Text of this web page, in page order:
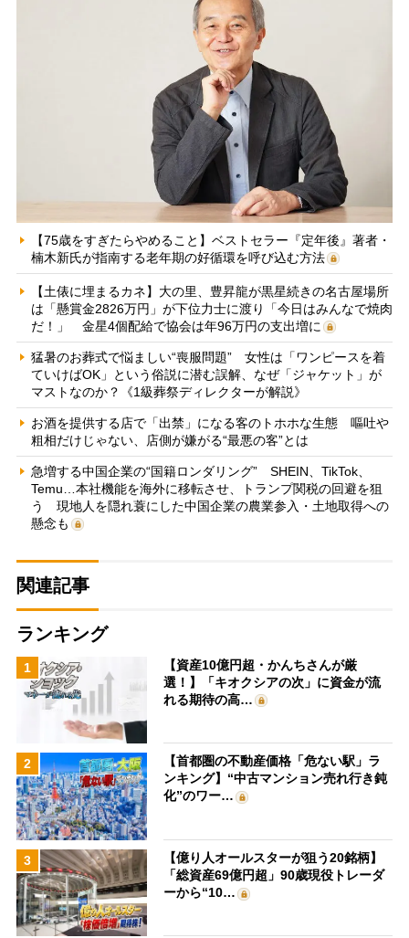
【75歳をすぎたらやめること】ベストセラー『定年後』著者・
楠木新氏が指南する老年期の好循環を呼び込む方法
【土俵に埋まるカネ】大の里、豊昇龍が黒星続きの名古屋場所
は「懸賞金2826万円」が下位力士に渡り「今日はみんなで焼肉
だ！」 金星4個配給で協会は年96万円の支出増に
猛暑のお葬式で悩ましい“喪服問題” 女性は「ワンピースを着
ていけばOK」という俗説に潜む誤解、なぜ「ジャケット」が
マストなのか？《1級葬祭ディレクターが解説》
お酒を提供する店で「出禁」になる客のトホホな生態 嘔吐や
粗相だけじゃない、店側が嫌がる“最悪の客”とは
急増する中国企業の“国籍ロンダリング” SHEIN、TikTok、
Temu…本社機能を海外に移転させ、トランプ関税の回避を狙
う 現地人を隠れ蓑にした中国企業の農業参入・土地取得への
懸念も
関連記事
ランキング
1
【資産10億円超・かんちさんが厳
選！】「キオクシアの次」に資金が流
れる期待の高…
2
【首都圏の不動産価格「危ない駅」ラ
ンキング】“中古マンション売れ行き鈍
化”のワー…
3
【億り人オールスターが狙う20銘柄】
「総資産69億円超」90歳現役トレーダ
ーから“10…